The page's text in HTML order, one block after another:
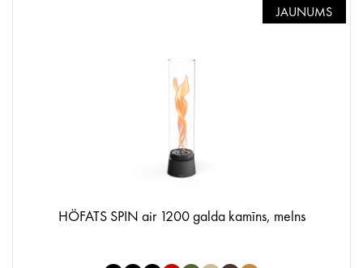
JAUNUMS
HÖFATS SPIN air 1200 galda kamīns, melns